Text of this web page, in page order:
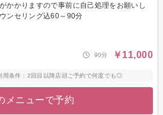
かかりますので事前に自己処理をお願いし
ンセリング込60～90分
90分 ￥11,000
条件：2回目以降店頭ご予約で何度でも◎
メニューで予約